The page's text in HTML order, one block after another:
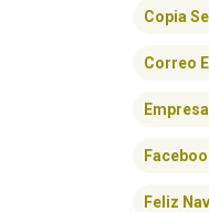
Copia
Correo
Empresa
Feliz